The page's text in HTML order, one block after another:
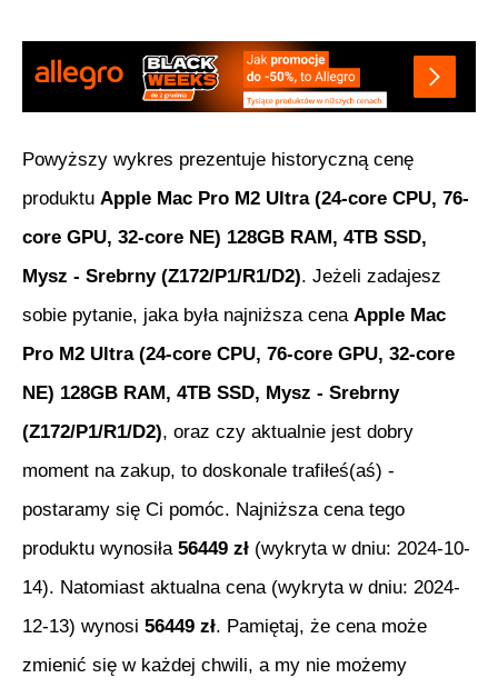
Powyższy wykres prezentuje historyczną cenę
produktu Apple Mac Pro M2 Ultra (24-core CPU, 76-
core GPU, 32-core NE) 128GB RAM, 4TB SSD,
Mysz - Srebrny (Z172/P1/R1/D2). Jeżeli zadajesz
sobie pytanie, jaka była najniższa cena Apple Mac
Pro M2 Ultra (24-core CPU, 76-core GPU, 32-core
NE) 128GB RAM, 4TB SSD, Mysz - Srebrny
(Z172/P1/R1/D2), oraz czy aktualnie jest dobry
moment na zakup, to doskonale trafiłeś(aś) -
postaramy się Ci pomóc. Najniższa cena tego
produktu wynosiła 56449 zł (wykryta w dniu: 2024-10-
14). Natomiast aktualna cena (wykryta w dniu: 2024-
12-13) wynosi 56449 zł. Pamiętaj, że cena może
zmienić się w każdej chwili, a my nie możemy